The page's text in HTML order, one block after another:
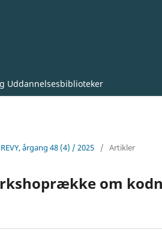
Uddannelsesbiblioteker
årgang 48 (4) / 2025 / Artikler
om